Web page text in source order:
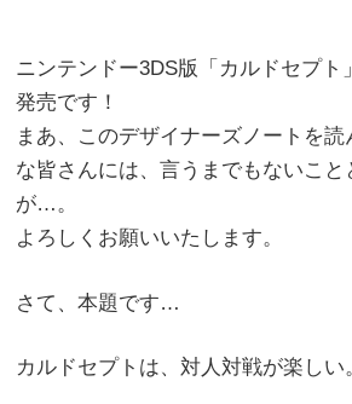
ニンテンドー3DS版「カルドセプト
発売です！
まあ、このデザイナーズノートを読
な皆さんには、言うまでもないこと
が…。
よろしくお願いいたします。
さて、本題です…
カルドセプトは、対人対戦が楽しい